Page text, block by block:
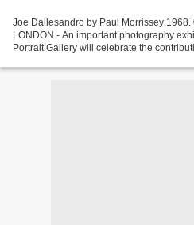
Joe Dallesandro by Paul Morrissey 1968.
LONDON.- An important photography
Portrait Gallery will celebrate the